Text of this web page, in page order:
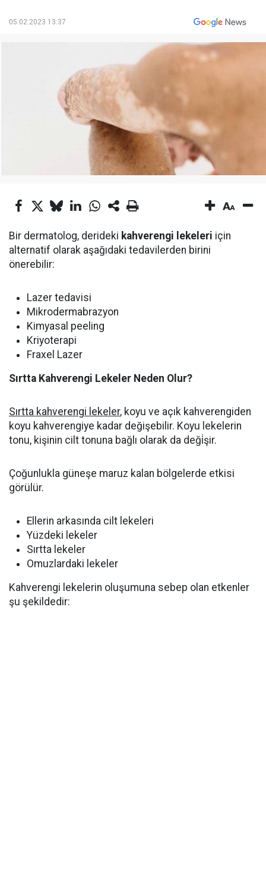
05.02.2023 13:37
Bir dermatolog, derideki kahverengi lekeleri için
alternatif olarak aşağıdaki tedavilerden birini
önerebilir:
‌Lazer tedavisi
‌Mikrodermabrazyon
‌Kimyasal peeling
‌Kriyoterapi
‌Fraxel Lazer
Sırtta Kahverengi Lekeler Neden Olur?
Sırtta kahverengi lekeler, koyu ve açık kahverengiden
koyu kahverengiye kadar değişebilir. Koyu lekelerin
tonu, kişinin cilt tonuna bağlı olarak da deği̇şir.
Çoğunlukla güneşe maruz kalan bölgelerde etkisi
görülür.
‌Ellerin arkasında cilt lekeleri
‌Yüzdeki lekeler
‌Sırtta lekeler
‌Omuzlardaki lekeler
Kahverengi lekelerin oluşumuna sebep olan etkenler
şu şekildedir: